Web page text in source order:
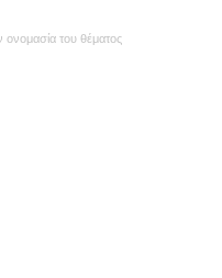
ονομασία του θέματος